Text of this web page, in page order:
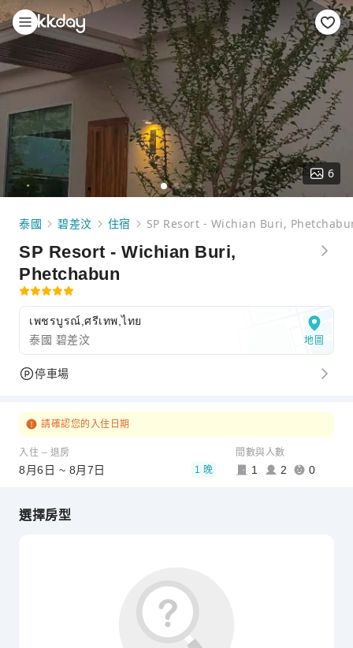
6
泰國 碧差汶 住宿 SP Resort - Wichian Buri,
SP Resort - Wichian Buri,
Phetchabun
เพชรบูรณ์,ศรีเทพ,ไทย
泰國 碧差汶
地圖
停車場
請確認您的入住日期
入住 – 退房
8月6日 ~ 8月7日 1 晚
間數與人數
1 2 0
選擇房型